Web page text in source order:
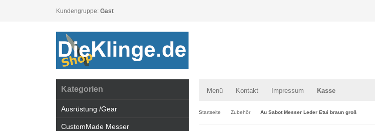
Kundengruppe: Gast
Menü Kontakt Impressum Kasse
Startseite Zubehör Au Sabot Messer Leder Etui braun groß
Kategorien
Ausrüstung /Gear
CustomMade Messer